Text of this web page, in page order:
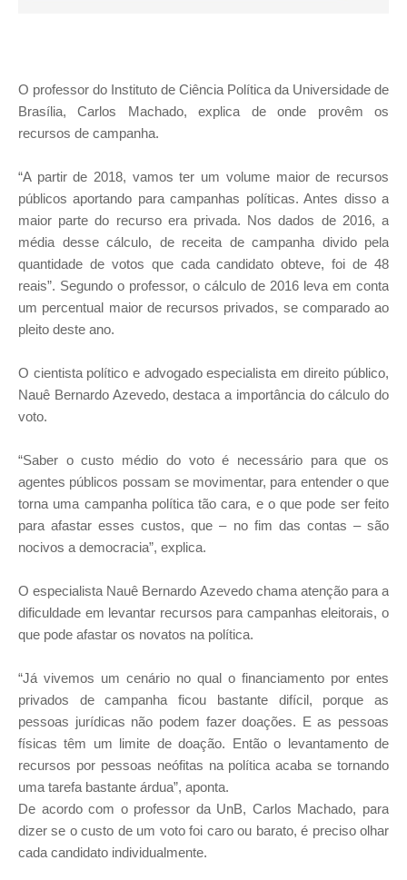
O professor do Instituto de Ciência Política da Universidade de
Brasília, Carlos Machado, explica de onde provêm os
recursos de campanha.
“A partir de 2018, vamos ter um volume maior de recursos
públicos aportando para campanhas políticas. Antes disso a
maior parte do recurso era privada. Nos dados de 2016, a
média desse cálculo, de receita de campanha divido pela
quantidade de votos que cada candidato obteve, foi de 48
reais”. Segundo o professor, o cálculo de 2016 leva em conta
um percentual maior de recursos privados, se comparado ao
pleito deste ano.
O cientista político e advogado especialista em direito público,
Nauê Bernardo Azevedo, destaca a importância do cálculo do
voto.
“Saber o custo médio do voto é necessário para que os
agentes públicos possam se movimentar, para entender o que
torna uma campanha política tão cara, e o que pode ser feito
para afastar esses custos, que – no fim das contas – são
nocivos a democracia”, explica.
O especialista Nauê Bernardo Azevedo chama atenção para a
dificuldade em levantar recursos para campanhas eleitorais, o
que pode afastar os novatos na política.
“Já vivemos um cenário no qual o financiamento por entes
privados de campanha ficou bastante difícil, porque as
pessoas jurídicas não podem fazer doações. E as pessoas
físicas têm um limite de doação. Então o levantamento de
recursos por pessoas neófitas na política acaba se tornando
uma tarefa bastante árdua”, aponta.
De acordo com o professor da UnB, Carlos Machado, para
dizer se o custo de um voto foi caro ou barato, é preciso olhar
cada candidato individualmente.